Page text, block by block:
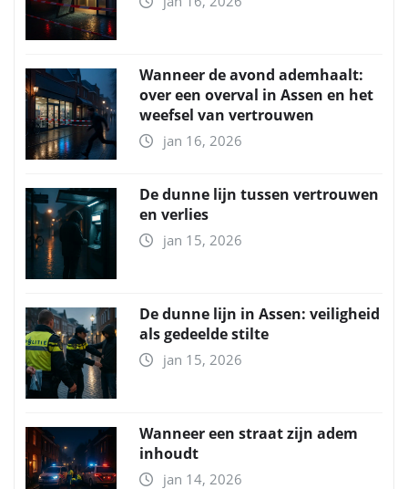
Wanneer de avond ademhaalt:
over een overval in Assen en het
weefsel van vertrouwen
jan 16, 2026
De dunne lijn tussen vertrouwen
en verlies
jan 15, 2026
De dunne lijn in Assen: veiligheid
als gedeelde stilte
jan 15, 2026
Wanneer een straat zijn adem
inhoudt
jan 14, 2026